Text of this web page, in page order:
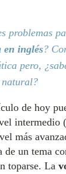
problemas
en inglés?
pero,
de hoy
intermedio
más
de un tema
toparse. La